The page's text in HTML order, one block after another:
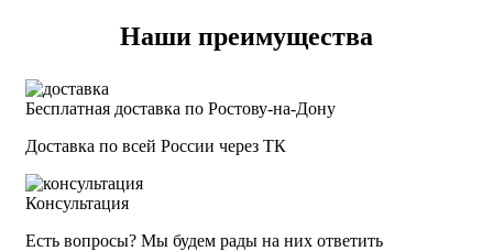
Наши преимущества
Бесплатная доставка по Ростову-на-Дону
Доставка по всей России через ТК
Консультация
Есть вопросы? Мы будем рады на них ответить